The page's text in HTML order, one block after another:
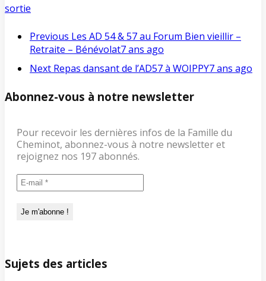
sortie
Previous Les AD 54 & 57 au Forum Bien vieillir –
Retraite – Bénévolat7 ans ago
Next Repas dansant de l’AD57 à WOIPPY7 ans ago
Abonnez-vous à notre newsletter
Pour recevoir les dernières infos de la Famille du
Cheminot, abonnez-vous à notre newsletter et
rejoignez nos 197 abonnés.
Sujets des articles